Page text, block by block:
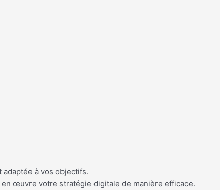
à vos objectifs.
œuvre votre stratégie digitale de manière efficace.